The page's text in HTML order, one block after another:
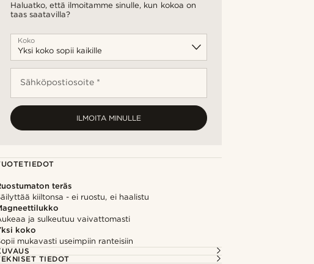
Haluatko, että ilmoitamme sinulle, kun kokoa on
taas saatavilla?
Koko
Sähköpostiosoite *
ILMOITA MINULLE
teräs
kiiltonsa - ei ruostu, ei haalistu
ja sulkeutuu vaivattomasti
koko
mukavasti useimpiin ranteisiin
TIEDOT